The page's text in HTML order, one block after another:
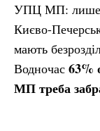
УПЦ МП: лише
Києво-
мають
Водночас 63%
МП треба